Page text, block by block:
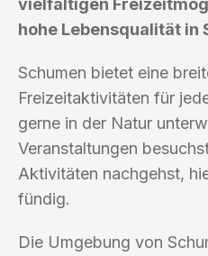
vielfältigen
hohe Lebensqualität in
Schumen bietet eine
Freizeitaktivitäten für
gerne in der Natur
Veranstaltungen
Aktivitäten nachgehst,
fündig.
Die Umgebung von